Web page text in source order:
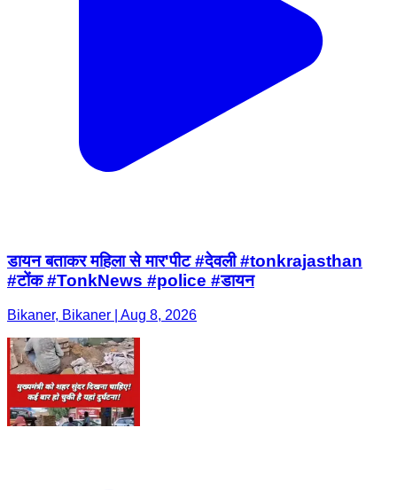
डायन बताकर महिला से मार'पीट #देवली #tonkrajasthan
#टोंक #TonkNews #police #डायन
Bikaner, Bikaner | Aug 8, 2026